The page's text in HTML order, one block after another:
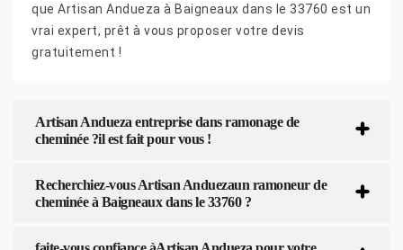
que Artisan Andueza à Baigneaux dans le 33760 est un
vrai expert, prêt à vous proposer votre devis
gratuitement !
Artisan Andueza entreprise dans ramonage de
cheminée ?il est fait pour vous !
Recherchiez-vous Artisan Anduezaun ramoneur de
cheminée à Baigneaux dans le 33760 ?